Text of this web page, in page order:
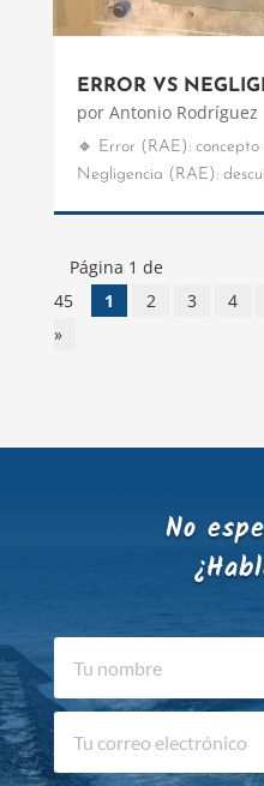
ERROR VS
por Antonio Rodríguez
🔹 Error (RAE): concepto
Negligencia (RAE):
Página 1 de
45
1 2 3 4
»
No